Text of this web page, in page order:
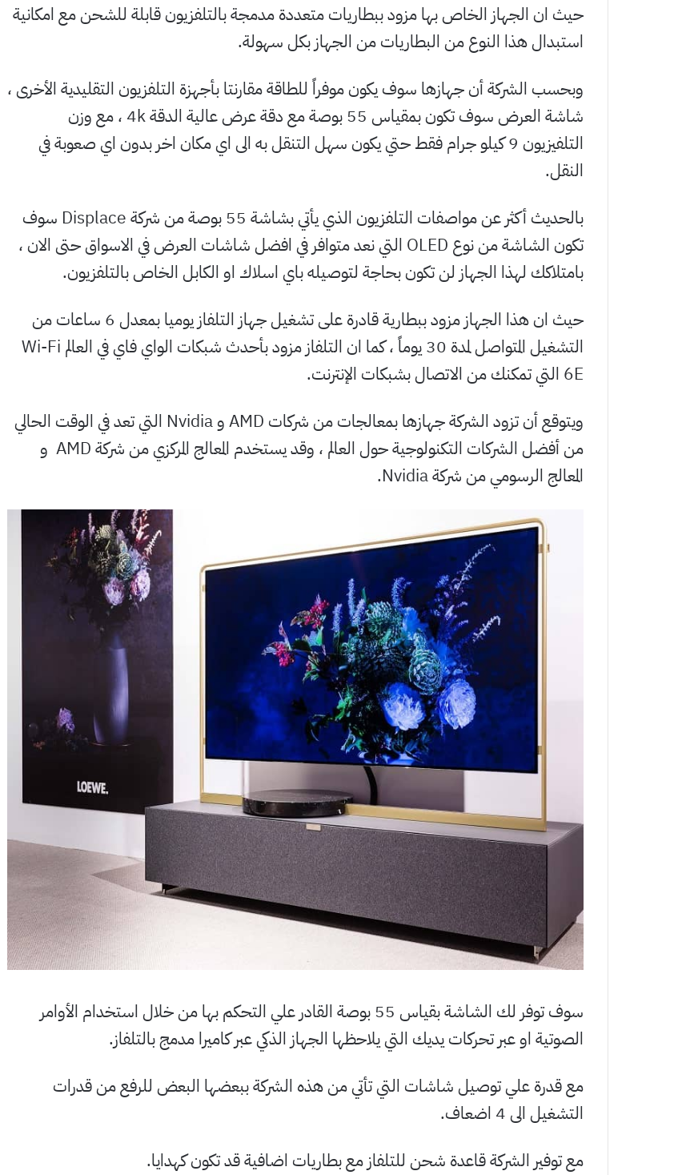
حيث ان الجهاز الخاص بها مزود ببطاريات متعددة مدمجة بالتلفزيون قابلة للشحن مع امكانية
استبدال هذا النوع من البطاريات من الجهاز بكل سهولة.
وبحسب الشركة أن جهازها سوف يكون موفراً للطاقة مقارنتا بأجهزة التلفزيون التقليدية الأخرى ،
شاشة العرض سوف تكون بمقياس 55 بوصة مع دقة عرض عالية الدقة 4k ، مع وزن
التلفيزيون 9 كيلو جرام فقط حتي يكون سهل التنقل به الى اي مكان اخر بدون اي صعوبة في
النقل.
بالحديث أكثر عن مواصفات التلفزيون الذي يأتي بشاشة 55 بوصة من شركة Displace سوف
تكون الشاشة من نوع OLED التي نعد متوافر في افضل شاشات العرض في الاسواق حتى الان ،
بامتلاكك لهذا الجهاز لن تكون بحاجة لتوصيله باي اسلاك او الكابل الخاص بالتلفزيون.
حيث ان هذا الجهاز مزود ببطارية قادرة على تشغيل جهاز التلفاز يوميا بمعدل 6 ساعات من
التشغيل المتواصل لمدة 30 يوماً ، كما ان التلفاز مزود بأحدث شبكات الواي فاي في العالم Wi-Fi
6E التي تمكنك من الاتصال بشبكات الإنترنت.
ويتوقع أن تزود الشركة جهازها بمعالجات من شركات AMD و Nvidia التي تعد في الوقت الحالي
من أفضل الشركات التكنولوجية حول العالم ، وقد يستخدم المعالج المركزي من شركة AMD و
المعالج الرسومي من شركة Nvidia.
سوف توفر لك الشاشة بقياس 55 بوصة القادر علي التحكم بها من خلال استخدام الأوامر
الصوتية او عبر تحركات يديك التي يلاحظها الجهاز الذكي عبر كاميرا مدمج بالتلفاز.
مع قدرة علي توصيل شاشات التي تأتي من هذه الشركة ببعضها البعض للرفع من قدرات
التشغيل الى 4 اضعاف.
مع توفير الشركة قاعدة شحن للتلفاز مع بطاريات اضافية قد تكون كهدايا.